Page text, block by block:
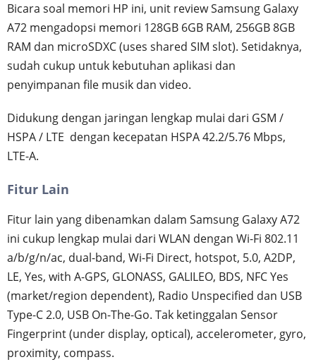
Bicara soal memori HP ini, unit review Samsung Galaxy
A72 mengadopsi memori 128GB 6GB RAM, 256GB 8GB
RAM dan microSDXC (uses shared SIM slot). Setidaknya,
sudah cukup untuk kebutuhan aplikasi dan
penyimpanan file musik dan video.
Didukung dengan jaringan lengkap mulai dari GSM /
HSPA / LTE dengan kecepatan HSPA 42.2/5.76 Mbps,
LTE-A.
Fitur Lain
Fitur lain yang dibenamkan dalam Samsung Galaxy A72
ini cukup lengkap mulai dari WLAN dengan Wi-Fi 802.11
a/b/g/n/ac, dual-band, Wi-Fi Direct, hotspot, 5.0, A2DP,
LE, Yes, with A-GPS, GLONASS, GALILEO, BDS, NFC Yes
(market/region dependent), Radio Unspecified dan USB
Type-C 2.0, USB On-The-Go. Tak ketinggalan Sensor
Fingerprint (under display, optical), accelerometer, gyro,
proximity, compass.